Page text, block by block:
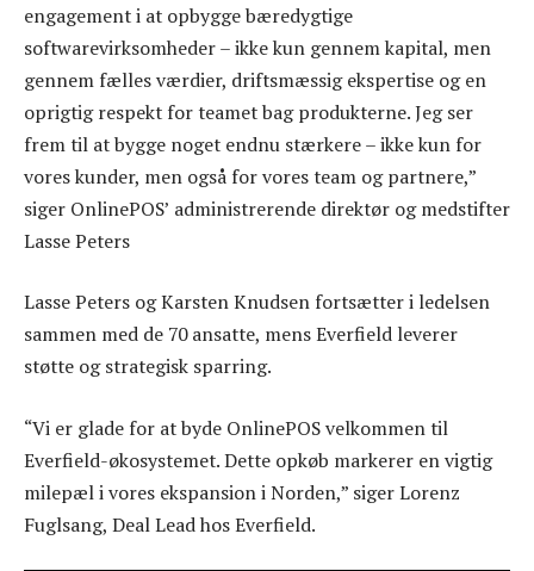
engagement i at opbygge bæredygtige
softwarevirksomheder – ikke kun gennem kapital, men
gennem fælles værdier, driftsmæssig ekspertise og en
oprigtig respekt for teamet bag produkterne. Jeg ser
frem til at bygge noget endnu stærkere – ikke kun for
vores kunder, men også for vores team og partnere,”
siger OnlinePOS’ administrerende direktør og medstifter
Lasse Peters
Lasse Peters og Karsten Knudsen fortsætter i ledelsen
sammen med de 70 ansatte, mens Everfield leverer
støtte og strategisk sparring.
“Vi er glade for at byde OnlinePOS velkommen til
Everfield-økosystemet. Dette opkøb markerer en vigtig
milepæl i vores ekspansion i Norden,” siger Lorenz
Fuglsang, Deal Lead hos Everfield.